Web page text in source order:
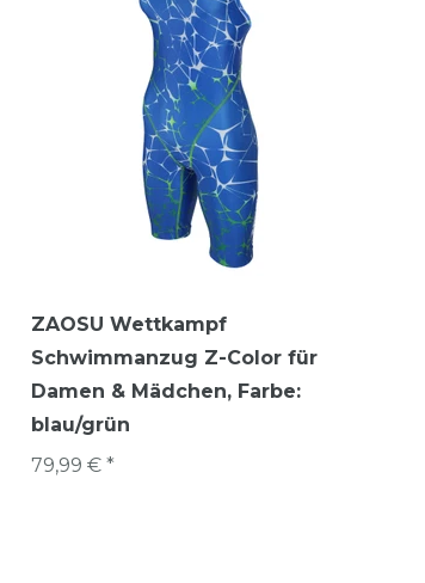
ZAOSU Wettkampf
Schwimmanzug Z-Color für
Damen & Mädchen, Farbe:
blau/grün
79,99 € *